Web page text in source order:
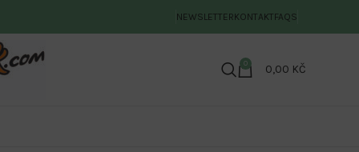
NEWSLETTERKONTAKTFAQS
0 0,00 KČ